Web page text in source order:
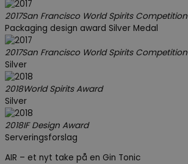
2017San Francisco World Spirits Competition
Packaging design award Silver Medal
2017San Francisco World Spirits Competition
Silver
2018World Spirits Award
Silver
2018IF Design Award
Serveringsforslag
AIR – et nyt take på en Gin Tonic